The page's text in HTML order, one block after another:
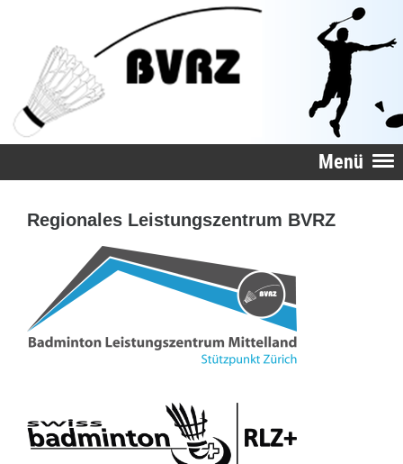
Menü
Regionales Leistungszentrum BVRZ